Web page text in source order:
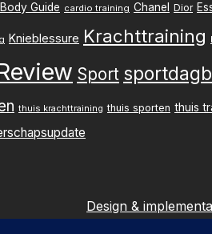
Guide cardio training Chanel Dior
Knieblessure Krachttraining
Sport
thuis krachttraining thuis sporten thuis
Design &